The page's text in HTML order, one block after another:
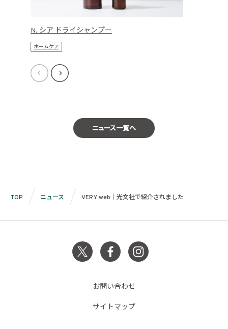
N. シア ドライシャンプー
ホームケア
ニュース一覧へ
TOP ニュース VERY web｜光文社で紹介されました
お問い合わせ
サイトマップ